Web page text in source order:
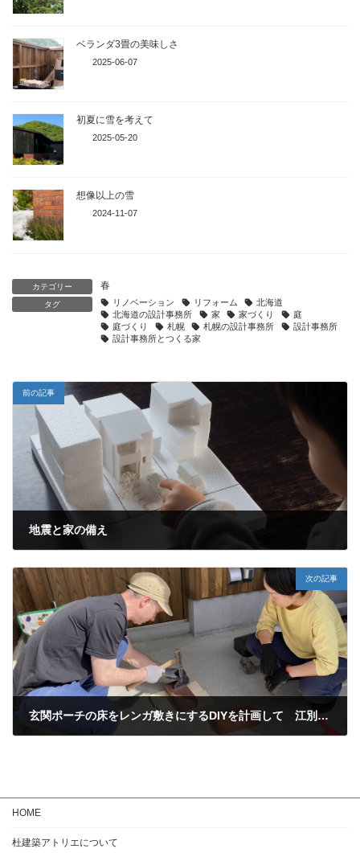
ベランダ3畳の美味しさ
2025-06-07
初夏に雪を考えて
2025-05-20
想像以上の雪
2024-11-07
カテゴリー 春
タグ リノベーション リフォーム
北海道
北海道の設計事務所
家 家づくり
庭
庭づくり
札幌 札幌の設計事務所
設計事務所
設計事務所とつくる家
前の記事
地震と家の備え
次の記事
玄関ポーチの床をレンガ敷きにするDIYを計画して 江別レンガ
HOME
杜建築アトリエについて